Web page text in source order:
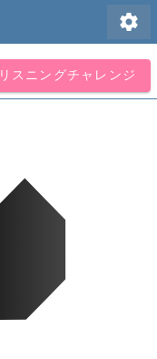
settings
リスニングチャレンジ